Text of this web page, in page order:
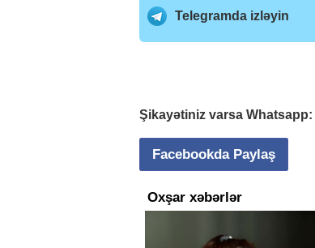
Telegramda izləyin
Şikayətiniz varsa Whatsapp:
Facebookda Paylaş
Oxşar xəbərlər